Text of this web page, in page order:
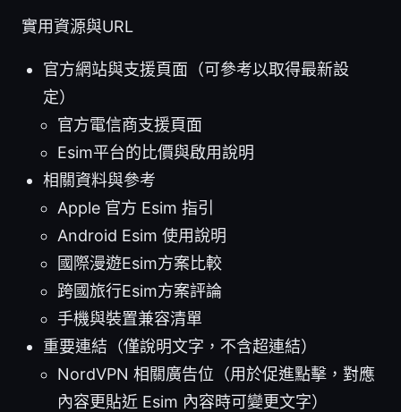
實用資源與URL
官方網站與支援頁面（可參考以取得最新設
定）
官方電信商支援頁面
Esim平台的比價與啟用說明
相關資料與參考
Apple 官方 Esim 指引
Android Esim 使用說明
國際漫遊Esim方案比較
跨國旅行Esim方案評論
手機與裝置兼容清單
重要連結（僅說明文字，不含超連結）
NordVPN 相關廣告位（用於促進點擊，對應
內容更貼近 Esim 內容時可變更文字）